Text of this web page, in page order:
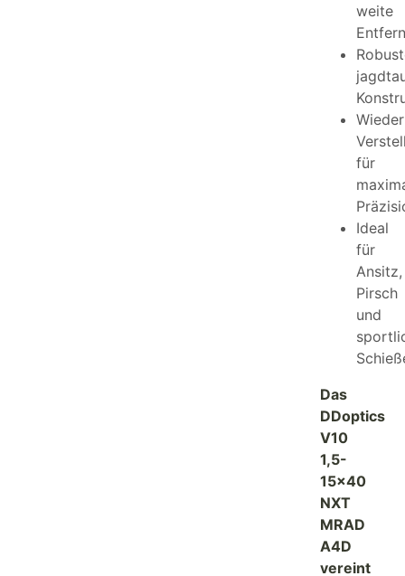
weite
für
Ideal
für
Ansitz,
Pirsch
und
Das
DDoptics
V10
1,5-
15×40
NXT
MRAD
A4D
vereint